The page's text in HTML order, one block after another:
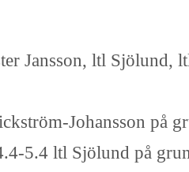
Jansson, ltl Sjölund,
Johansson på
5.4 ltl Sjölund på